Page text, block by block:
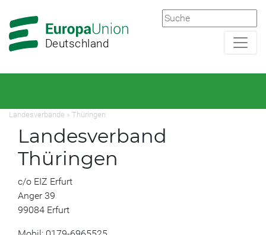
Hauptnavigation
Hauptbereich
Deutschland
Landesverbände » Thüringen
Landesverband
Thüringen
c/o EIZ Erfurt
Anger 39
99084 Erfurt